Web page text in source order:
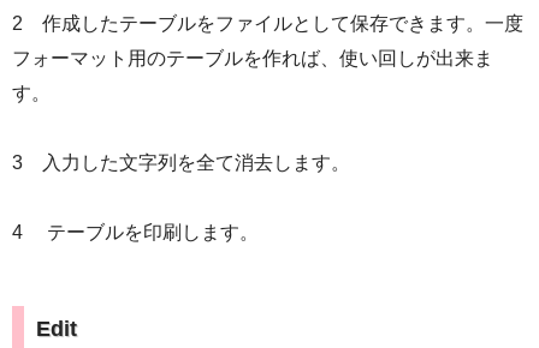
2 作成したテーブルをファイルとして保存できます。一度
フォーマット用のテーブルを作れば、使い回しが出来ま
す。
3 入力した文字列を全て消去します。
4 テーブルを印刷します。
Edit